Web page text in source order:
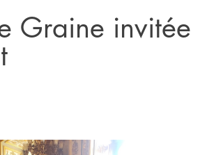
Graine invitée